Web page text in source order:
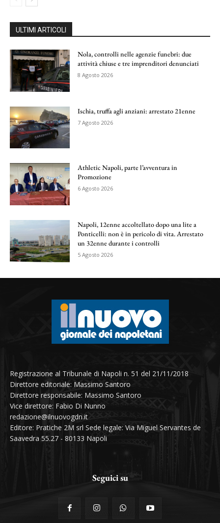
ULTIMI ARTICOLI
Nola, controlli nelle agenzie funebri: due
attività chiuse e tre imprenditori denunciati
8 Agosto 2026
Ischia, truffa agli anziani: arrestato 21enne
7 Agosto 2026
Athletic Napoli, parte l’avventura in
Promozione
6 Agosto 2026
Napoli, 12enne accoltellato dopo una lite a
Ponticelli: non è in pericolo di vita. Arrestato
un 32enne durante i controlli
5 Agosto 2026
Registrazione al Tribunale di Napoli n. 51 del 21/11/2018
Direttore editoriale: Massimo Santoro
Direttore responsabile: Massimo Santoro
Vice direttore: Fabio Di Nunno
redazione@ilnuovogdn.it
Editore: Pratiche 2M srl Sede legale: Via Miguel Servantes de
Saavedra 55.27 - 80133 Napoli
Seguici su